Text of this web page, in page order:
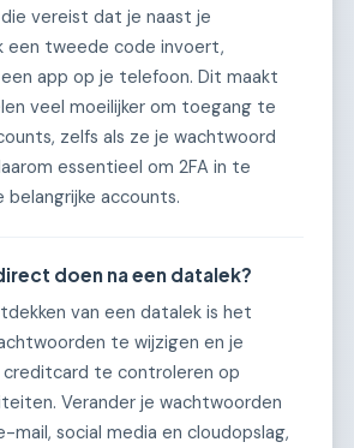
vereist dat je naast je
een tweede code invoert,
app op je telefoon. Dit maakt
veel moeilijker om toegang te
zelfs als ze je wachtwoord
essentieel om 2FA in te
belangrijke accounts.
doen na een datalek?
van een datalek is het
te wijzigen en je
creditcard te controleren op
Verander je wachtwoorden
mail, social media en cloudopslag,